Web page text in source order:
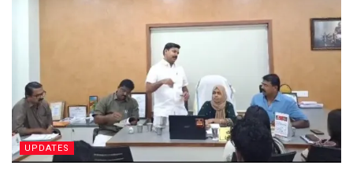
UPDATES